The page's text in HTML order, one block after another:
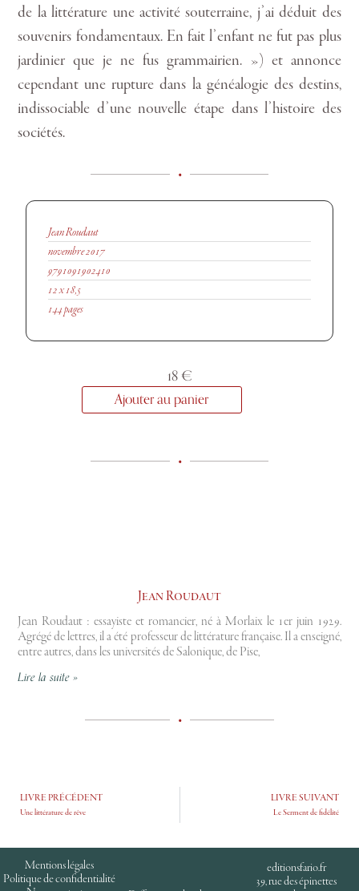
de la littérature une activité souterraine, j’ai déduit des
souvenirs fondamentaux. En fait l’enfant ne fut pas plus
jardinier que je ne fus grammairien. ») et annonce
cependant une rupture dans la généalogie des destins,
indissociable d’une nouvelle étape dans l’histoire des
sociétés.
•
Jean Roudaut
novembre 2017
9791091902410
12 x 18,5
144 pages
18€
Ajouter au panier
•
Jean Roudaut
Jean Roudaut : essayiste et romancier, né à Morlaix le 1er juin 1929.
Agrégé de lettres, il a été professeur de littérature française. Il a enseigné,
entre autres, dans les universités de Salonique, de Pise,
Lire la suite »
•
LIVRE PRÉCÉDENT
Une littérature de rêve
LIVRE SUIVANT
Le Serment de fidélité
Mentions légales
Politique de confidentialité
editionsfario.fr
39, rue des épinettes